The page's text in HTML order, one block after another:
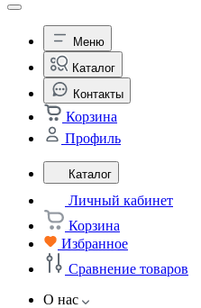
Меню
Каталог
Контакты
Корзина
Профиль
Каталог
Личный кабинет
Корзина
Избранное
Сравнение товаров
О нас